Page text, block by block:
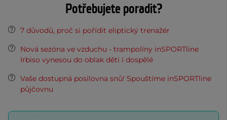
Potřebujete poradit?
7 důvodů, proč si pořídit eliptický trenažér
Nová sezóna ve vzduchu - trampolíny inSPORTline
Irbiso vynesou do oblak děti i dospělé
Vaše dostupná posilovna snů! Spouštíme inSPORTline
půjčovnu